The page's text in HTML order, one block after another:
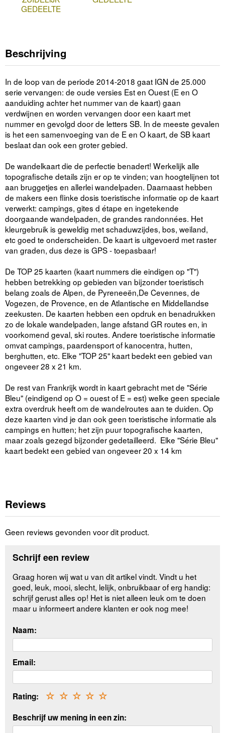
GEDEELTE
Beschrijving
In de loop van de periode 2014-2018 gaat IGN de 25.000
serie vervangen: de oude versies Est en Ouest (E en O
aanduiding achter het nummer van de kaart) gaan
verdwijnen en worden vervangen door een kaart met
nummer en gevolgd door de letters SB. In de meeste gevalen
is het een samenvoeging van de E en O kaart, de SB kaart
beslaat dan ook een groter gebied.
De wandelkaart die de perfectie benadert! Werkelijk alle
topografische details zijn er op te vinden; van hoogtelijnen tot
aan bruggetjes en allerlei wandelpaden. Daarnaast hebben
de makers een flinke dosis toeristische informatie op de kaart
verwerkt: campings, gites d étape en ingetekende
doorgaande wandelpaden, de grandes randonnées. Het
kleurgebruik is geweldig met schaduwzijdes, bos, weiland,
etc goed te onderscheiden. De kaart is uitgevoerd met raster
van graden, dus deze is GPS - toepasbaar!
De TOP 25 kaarten (kaart nummers die eindigen op "T")
hebben betrekking op gebieden van bijzonder toeristisch
belang zoals de Alpen, de Pyreneeën,De Cevennes, de
Vogezen, de Provence, en de Atlantische en Middellandse
zeekusten. De kaarten hebben een opdruk en benadrukken
zo de lokale wandelpaden, lange afstand GR routes en, in
voorkomend geval, ski routes. Andere toeristische informatie
omvat campings, paardensport of kanocentra, hutten,
berghutten, etc. Elke "TOP 25" kaart bedekt een gebied van
ongeveer 28 x 21 km.
De rest van Frankrijk wordt in kaart gebracht met de "Série
Bleu" (eindigend op O = ouest of E = est) welke geen speciale
extra overdruk heeft om de wandelroutes aan te duiden. Op
deze kaarten vind je dan ook geen toeristische informatie als
campings en hutten; het zijn puur topografische kaarten,
maar zoals gezegd bijzonder gedetailleerd. Elke "Série Bleu"
kaart bedekt een gebied van ongeveer 20 x 14 km
Reviews
Geen reviews gevonden voor dit product.
Schrijf een review
Graag horen wij wat u van dit artikel vindt. Vindt u het
goed, leuk, mooi, slecht, lelijk, onbruikbaar of erg handig:
schrijf gerust alles op! Het is niet alleen leuk om te doen
maar u informeert andere klanten er ook nog mee!
Naam:
Email:
Rating: ☆
☆
☆
☆
☆
Beschrijf uw mening in een zin: